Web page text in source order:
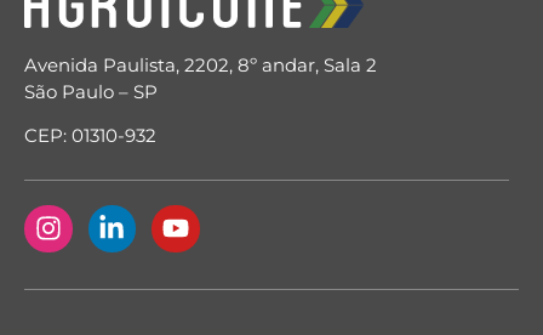
Avenida Paulista, 2202, 8º andar, Sala 2
São Paulo – SP
CEP: 01310-932